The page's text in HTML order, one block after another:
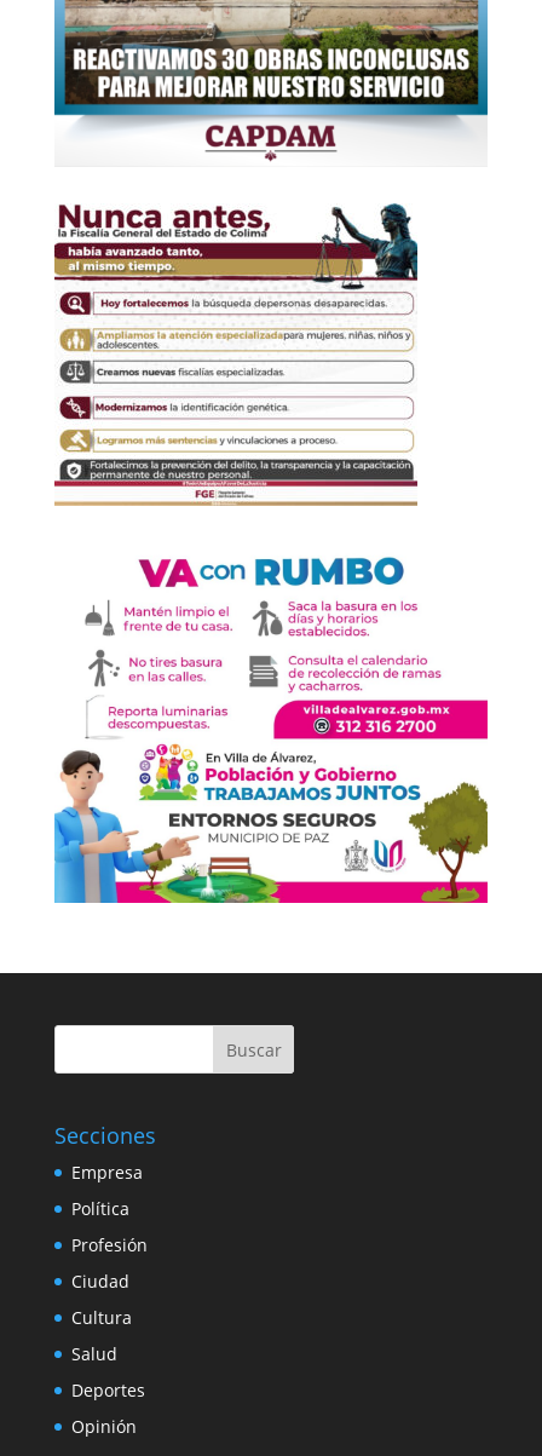
Buscar
Secciones
Empresa
Política
Profesión
Ciudad
Cultura
Salud
Deportes
Opinión